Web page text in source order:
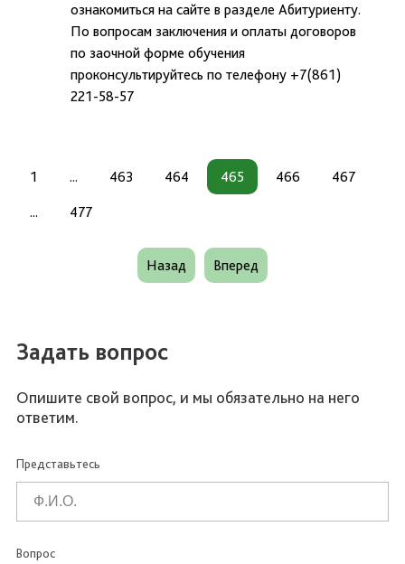
ознакомиться на сайте в разделе Абитуриенту.
По вопросам заключения и оплаты договоров
по заочной форме обучения
проконсультируйтесь по телефону +7(861)
221-58-57
1 ... 463 464 465 466 467
... 477
Назад Вперед
Задать вопрос
Опишите свой вопрос, и мы обязательно на него
ответим.
Представьтесь
Вопрос